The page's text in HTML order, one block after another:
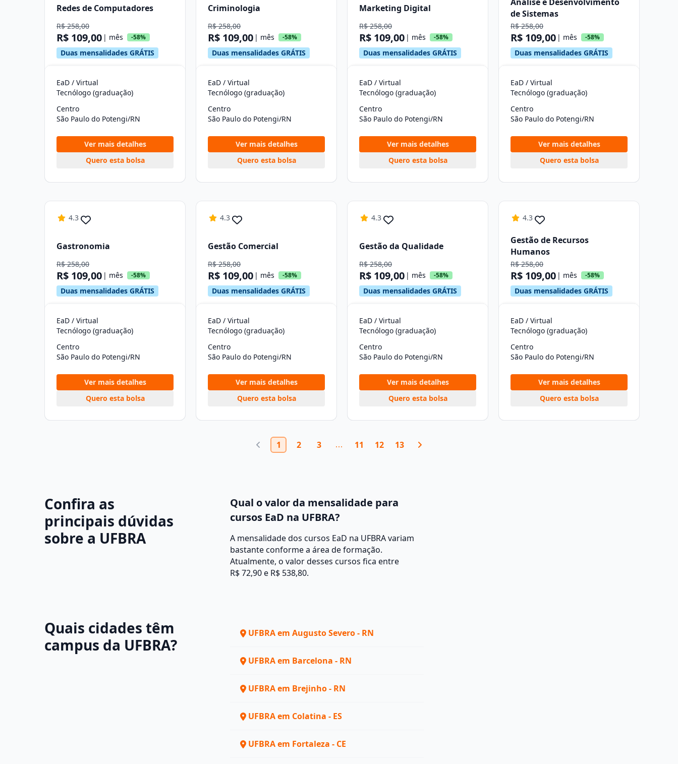
Redes de Computadores
R$ 258,00
R$ 109,00 | mês -58%
Duas mensalidades GRÁTIS
EaD / Virtual
Tecnólogo (graduação)
Centro
São Paulo do Potengi/RN
Ver mais detalhes
Quero esta bolsa
Criminologia
R$ 258,00
R$ 109,00 | mês -58%
Duas mensalidades GRÁTIS
EaD / Virtual
Tecnólogo (graduação)
Centro
São Paulo do Potengi/RN
Ver mais detalhes
Quero esta bolsa
Marketing Digital
R$ 258,00
R$ 109,00 | mês -58%
Duas mensalidades GRÁTIS
EaD / Virtual
Tecnólogo (graduação)
Centro
São Paulo do Potengi/RN
Ver mais detalhes
Quero esta bolsa
de Sistemas
R$ 258,00
R$ 109,00 | mês -58%
Duas mensalidades GRÁTIS
EaD / Virtual
Tecnólogo (graduação)
Centro
São Paulo do Potengi/RN
Ver mais detalhes
Quero esta bolsa
4.3
Gastronomia
R$ 258,00
R$ 109,00 | mês -58%
Duas mensalidades GRÁTIS
EaD / Virtual
Tecnólogo (graduação)
Centro
São Paulo do Potengi/RN
Ver mais detalhes
Quero esta bolsa
4.3
Gestão Comercial
R$ 258,00
R$ 109,00 | mês -58%
Duas mensalidades GRÁTIS
EaD / Virtual
Tecnólogo (graduação)
Centro
São Paulo do Potengi/RN
Ver mais detalhes
Quero esta bolsa
4.3
Gestão da Qualidade
R$ 258,00
R$ 109,00 | mês -58%
Duas mensalidades GRÁTIS
EaD / Virtual
Tecnólogo (graduação)
Centro
São Paulo do Potengi/RN
Ver mais detalhes
Quero esta bolsa
4.3
Gestão de Recursos
Humanos
R$ 258,00
R$ 109,00 | mês -58%
Duas mensalidades GRÁTIS
EaD / Virtual
Tecnólogo (graduação)
Centro
São Paulo do Potengi/RN
Ver mais detalhes
Quero esta bolsa
1 2 3 11 12 13
Confira as
principais dúvidas
sobre a UFBRA
Qual o valor da mensalidade para
cursos EaD na UFBRA?
A mensalidade dos cursos EaD na UFBRA variam
bastante conforme a área de formação.
Atualmente, o valor desses cursos fica entre
R$ 72,90 e R$ 538,80.
Quais cidades têm
campus da UFBRA?
UFBRA em Augusto Severo - RN
UFBRA em Barcelona - RN
UFBRA em Brejinho - RN
UFBRA em Colatina - ES
UFBRA em Fortaleza - CE